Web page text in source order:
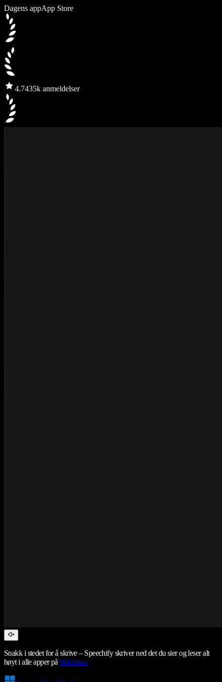
Dagens appApp Store
4.7435k anmeldelser
Snakk i stedet for å skrive – Speechify skriver ned det du sier og leser alt
høyt i alle apper påWindows